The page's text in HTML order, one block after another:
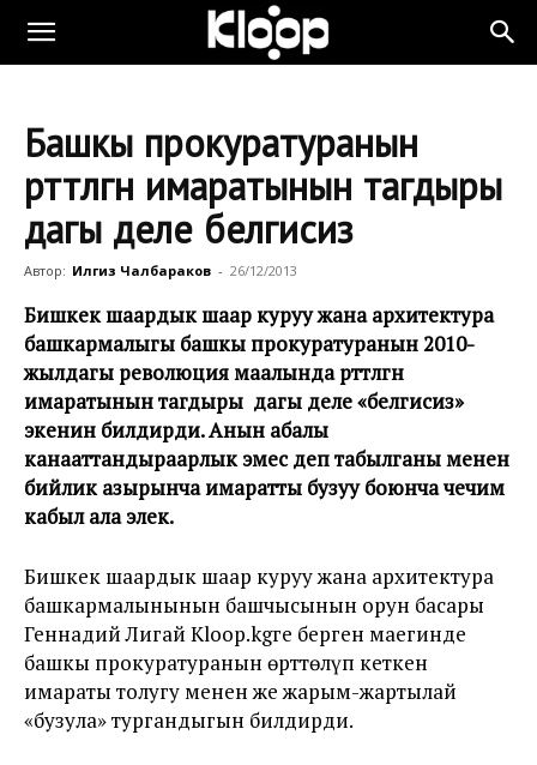
Башкы прокуратуранын
өрттөлгөн имаратынын тагдыры
дагы деле белгисиз
Автор: Илгиз Чалбараков - 26/12/2013
Бишкек шаардык шаар куруу жана архитектура
башкармалыгы башкы прокуратуранын 2010-
жылдагы революция маалында өрттөлгөн
имаратынын тагдыры дагы деле «белгисиз»
экенин билдирди. Анын абалы
канааттандыраарлык эмес деп табылганы менен
бийлик азырынча имаратты бузуу боюнча чечим
кабыл ала элек.
Бишкек шаардык шаар куруу жана архитектура
башкармалынынын башчысынын орун басары
Геннадий Лигай Kloop.kgге берген маегинде
башкы прокуратуранын өрттөлүп кеткен
имараты толугу менен же жарым-жартылай
«бузула» тургандыгын билдирди.